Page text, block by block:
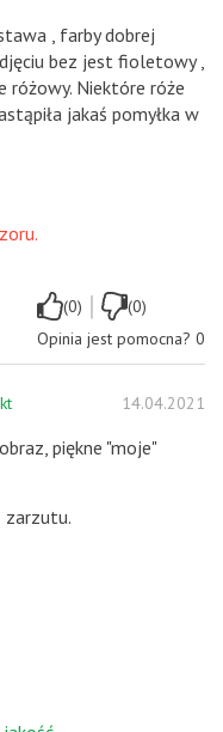
, farby dobrej
bez jest fioletowy ,
różowy. Niektóre róże
jakaś pomyłka w
(0) |
(0)
Opinia jest pomocna? 0
14.04.2021
piękne "moje"
zarzutu.